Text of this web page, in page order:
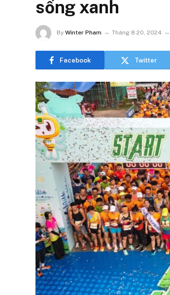
sống xanh
By Winter Pham Tháng 8 20, 2024
Facebook Twitter